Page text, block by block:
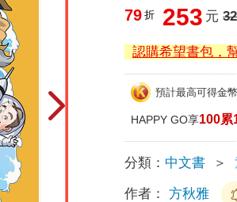
79 折 253 元
認購希望書包，
預計最高可得金幣
HAPPY GO享100累
分類： 中文書 ＞
作者： 方秋雅